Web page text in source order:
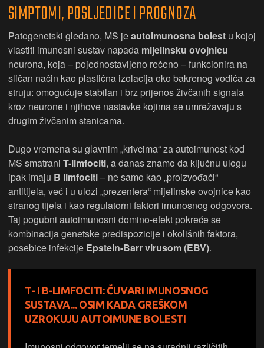
SIMPTOMI, POSLJEDICE I PROGNOZA
Patogenetski gledano, MS jeautoimunosna bolest u kojoj
vlastiti imunosni sustav napada mijelinsku ovojnicu
neurona, koja – pojednostavljeno rečeno – funkcionira na
sličan način kao plastična izolacija oko bakrenog vodiča za
struju: omogućuje stabilan i brz prijenos živčanih signala
kroz neurone i njihove nastavke kojima se umrežavaju s
drugim živčanim stanicama.
Dugo vremena su glavnim „krivcima“ za autoimunost kod
MS smatrani T-limfociti, a danas znamo da ključnu ulogu
ipak imaju B limfociti– ne samo kao „proizvođači“
antitijela, već i u ulozi „prezentera“ mijelinske ovojnice kao
stranog tijela i kao regulatorni faktori imunosnog odgovora.
Taj pogubni autoimunosni domino-efekt pokreće se
kombinacija genetske predispozicije i okolišnih faktora,
posebice infekcije Epstein-Barr virusom (EBV).
T- I B-LIMFOCITI: ČUVARI IMUNOSNOG
SUSTAVA... OSIM KADA GREŠKOM
UZROKUJU AUTOIMUNE BOLESTI